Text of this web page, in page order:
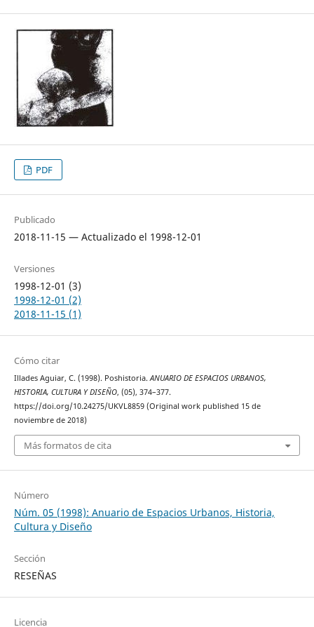
PDF
Publicado
2018-11-15 — Actualizado el 1998-12-01
Versiones
1998-12-01 (3)
1998-12-01 (2)
2018-11-15 (1)
Cómo citar
Illades Aguiar, C. (1998). Poshistoria.ANUARIO DE ESPACIOS URBANOS,
HISTORIA, CULTURA Y DISEÑO, (05), 374–377.
https://doi.org/10.24275/UKVL8859 (Original work published 15 de
noviembre de 2018)
Más formatos de cita
Número
Núm. 05 (1998): Anuario de Espacios Urbanos, Historia,
Cultura y Diseño
Sección
RESEÑAS
Licencia